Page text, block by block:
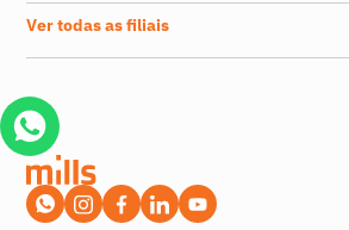
Ver todas as filiais